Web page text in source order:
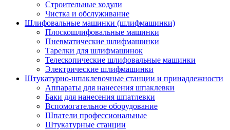
Строительные ходули
Чистка и обслуживание
Шлифовальные машинки (шлифмашинки)
Плоскошлифовальные машинки
Пневматические шлифмашинки
Тарелки для шлифмашинок
Телескопические шлифовальные машинки
Электрические шлифмашинки
Штукатурно-шпаклевочные станции и принадлежности
Аппараты для нанесения шпаклевки
Баки для нанесения шпатлевки
Вспомогательное оборудование
Шпатели профессиональные
Штукатурные станции